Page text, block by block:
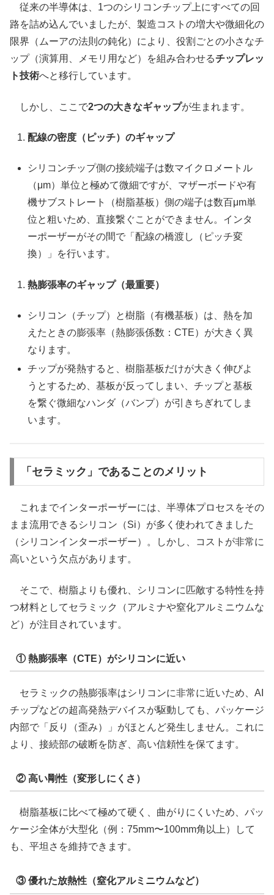
従来の半導体は、1つのシリコンチップ上にすべての回
路を詰め込んでいましたが、製造コストの増大や微細化の
限界（ムーアの法則の鈍化）により、役割ごとの小さなチ
ップ（演算用、メモリ用など）を組み合わせるチップレッ
ト技術へと移行しています。
しかし、ここで2つの大きなギャップが生まれます。
配線の密度（ピッチ）のギャップ
シリコンチップ側の接続端子は数マイクロメートル
（μm）単位と極めて微細ですが、マザーボードや有
機サブストレート（樹脂基板）側の端子は数百μm単
位と粗いため、直接繋ぐことができません。インタ
ーポーザーがその間で「配線の橋渡し（ピッチ変
換）」を行います。
熱膨張率のギャップ（最重要）
シリコン（チップ）と樹脂（有機基板）は、熱を加
えたときの膨張率（熱膨張係数：CTE）が大きく異
なります。
チップが発熱すると、樹脂基板だけが大きく伸びよ
うとするため、基板が反ってしまい、チップと基板
を繋ぐ微細なハンダ（バンプ）が引きちぎれてしま
います。
「セラミック」であることのメリット
これまでインターポーザーには、半導体プロセスをその
まま流用できるシリコン（Si）が多く使われてきました
（シリコンインターポーザー）。しかし、コストが非常に
高いという欠点があります。
そこで、樹脂よりも優れ、シリコンに匹敵する特性を持
つ材料としてセラミック（アルミナや窒化アルミニウムな
ど）が注目されています。
① 熱膨張率（CTE）がシリコンに近い
セラミックの熱膨張率はシリコンに非常に近いため、AI
チップなどの超高発熱デバイスが駆動しても、パッケージ
内部で「反り（歪み）」がほとんど発生しません。これに
より、接続部の破断を防ぎ、高い信頼性を保てます。
② 高い剛性（変形しにくさ）
樹脂基板に比べて極めて硬く、曲がりにくいため、パッ
ケージ全体が大型化（例：75mm〜100mm角以上）して
も、平坦さを維持できます。
③ 優れた放熱性（窒化アルミニウムなど）